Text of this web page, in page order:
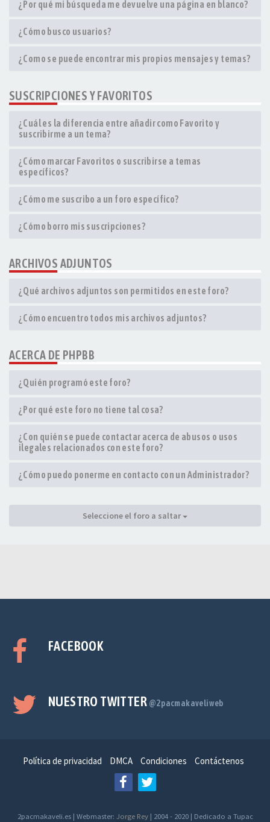
¿Por qué mi búsqueda me devuelve una página en blanco?
¿Cómo busco usuarios?
¿Como se puede encontrar mis propios mensajes y temas?
SUSCRIPCIONES Y FAVORITOS
¿Cuál es la diferencia entre añadir como Favorito y
suscribirme a un tema?
¿Cómo marcar Favoritos o suscribirse a temas
específicos?
¿Cómo me suscribo a un foro específico?
¿Cómo borro mis suscripciones?
ARCHIVOS ADJUNTOS
¿Qué archivos adjuntos son permitidos en este foro?
¿Cómo encuentro todos mis archivos adjuntos?
ACERCA DE PHPBB
¿Quién programó este foro?
¿Por qué este foro no tiene tal cosa?
¿Con quién se puede contactar acerca de abusos o usos
ilegales relacionados con este foro?
¿Cómo puedo ponerme en contacto con un Administrador?
Seleccione el foro a saltar
FACEBOOK
NUESTRO TWITTER @2pacmakaveliweb
Política de privacidad DMCA Condiciones Contáctenos
2pacmakaveli.es | Webmaster: Jorge Rey| 2004 - 2020 | Dedicado a Tupac